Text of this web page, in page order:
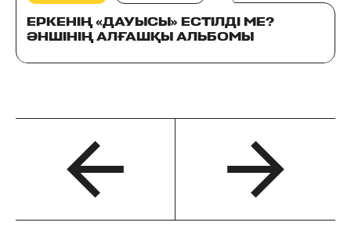
ЕРКЕНІҢ «ДАУЫСЫ» ЕСТІЛДІ МЕ?
ӘНШІНІҢ АЛҒАШҚЫ АЛЬБОМЫ